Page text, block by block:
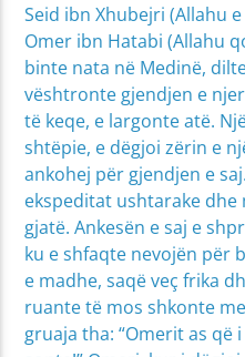
Seid ibn Xhubejri (Allahu
Omer ibn Hatabi (Allahu
binte nata në Medinë,
vështronte gjendjen e
të keqe, e largonte atë.
shtëpie, e dëgjoi zërin e
ankohej për gjendjen e
ekspeditat ushtarake
gjatë. Ankesën e saj e
ku e shfaqte nevojën për
e madhe, saqë veç frika
ruante të mos shkonte
gruaja tha: “Omerit as që